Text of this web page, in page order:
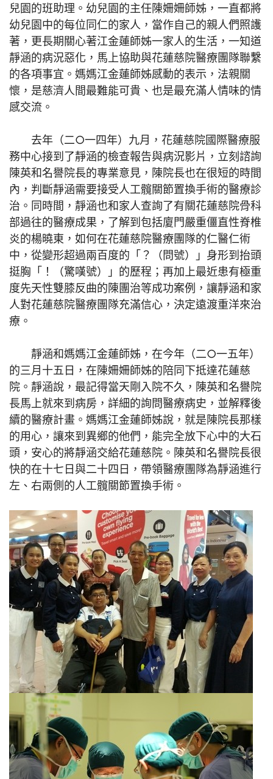
兒園的班助理。幼兒園的主任陳姍姍師姊，一直都將
幼兒園中的每位同仁的家人，當作自己的親人們照護
著，更長期關心著江金蓮師姊一家人的生活，一知道
靜涵的病況惡化，馬上協助與花蓮慈院醫療團隊聯繫
的各項事宜。媽媽江金蓮師姊感動的表示，法親關
懷，是慈濟人間最難能可貴、也是最充滿人情味的情
感交流。
去年（二○一四年）九月，花蓮慈院國際醫療服
務中心接到了靜涵的檢查報告與病況影片，立刻諮詢
陳英和名譽院長的專業意見，陳院長也在很短的時間
內，判斷靜涵需要接受人工髖關節置換手術的醫療診
治。同時間，靜涵也和家人查詢了有關花蓮慈院骨科
部過往的醫療成果，了解到包括廈門嚴重僵直性脊椎
炎的楊曉東，如何在花蓮慈院醫療團隊的仁醫仁術
中，從變形超過兩百度的「？（問號）」身形到抬頭
挺胸「！（驚嘆號）」的歷程；再加上最近患有極重
度先天性雙膝反曲的陳團治等成功案例，讓靜涵和家
人對花蓮慈院醫療團隊充滿信心，決定遠渡重洋來治
療。
靜涵和媽媽江金蓮師姊，在今年（二○一五年）
的三月十五日，在陳姍姍師姊的陪同下抵達花蓮慈
院。靜涵說，最記得當天剛入院不久，陳英和名譽院
長馬上就來到病房，詳細的詢問醫療病史，並解釋後
續的醫療計畫。媽媽江金蓮師姊說，就是陳院長那樣
的用心，讓來到異鄉的他們，能完全放下心中的大石
頭，安心的將靜涵交給花蓮慈院。陳英和名譽院長很
快的在十七日與二十四日，帶領醫療團隊為靜涵進行
左、右兩側的人工髖關節置換手術。